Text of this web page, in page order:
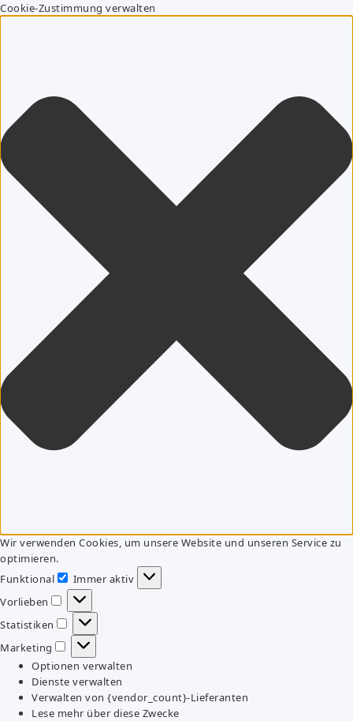
Cookie-Zustimmung verwalten
Wir verwenden Cookies, um unsere Website und unseren Service zu
optimieren.
Funktional
Funktional
Immer aktiv
Vorlieben
Vorlieben
Statistiken
Statistiken
Marketing
Marketing
Optionen verwalten
Dienste verwalten
Verwalten von {vendor_count}-Lieferanten
Lese mehr über diese Zwecke